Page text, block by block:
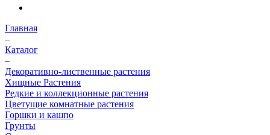
Главная
–
Каталог
–
Декоративно-лиственные растения
Хищные Растения
Редкие и коллекционные растения
Цветущие комнатные растения
Горшки и кашпо
Грунты